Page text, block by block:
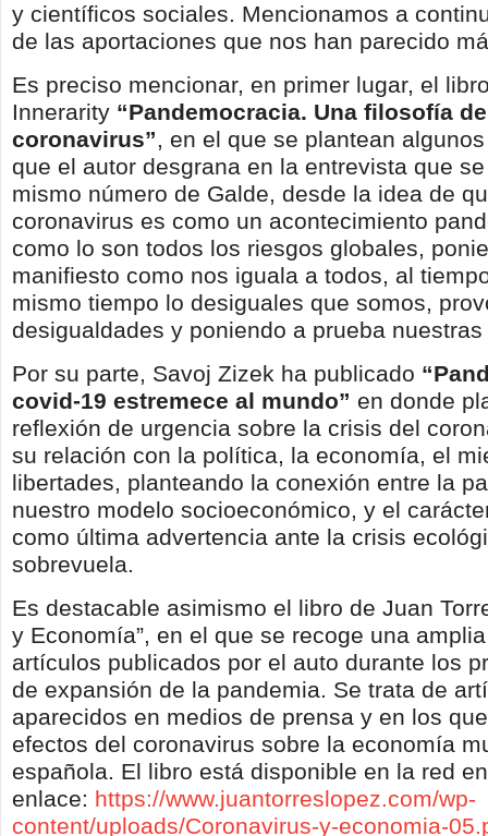
y científicos sociales. Mencionamos a
de las aportaciones que nos han parecido
Es preciso mencionar, en primer lugar, el
Innerarity “Pandemocracia. Una filosofía
coronavirus”, en el que se plantean
que el autor desgrana en la entrevista que
mismo número de Galde, desde la idea de
coronavirus es como un acontecimiento
como lo son todos los riesgos globales,
manifiesto como nos iguala a todos, al
mismo tiempo lo desiguales que somos,
desigualdades y poniendo a prueba
Por su parte, Savoj Zizek ha publicado
covid-19 estremece al mundo” en donde
reflexión de urgencia sobre la crisis del
su relación con la política, la economía, el
libertades, planteando la conexión entre la
nuestro modelo socioeconómico, y el
como última advertencia ante la crisis
sobrevuela.
Es destacable asimismo el libro de Juan
y Economía”, en el que se recoge una
artículos publicados por el auto durante los
de expansión de la pandemia. Se trata de
aparecidos en medios de prensa y en los
efectos del coronavirus sobre la economía
española. El libro está disponible en la red
enlace: https://www.juantorreslopez.com/wp-
content/uploads/Coronavirus-y-economia-